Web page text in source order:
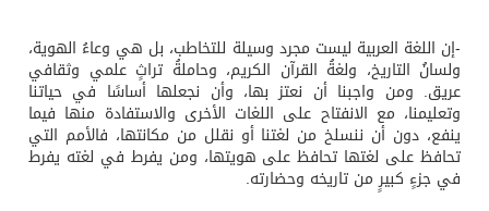
-إن اللغة العربية ليست مجرد وسيلة للتخاطب، بل هي وعاءُ الهوية،
ولسانُ التاريخ، ولغةُ القرآن الكريم، وحاملةُ تراثٍ علمي وثقافي
عريق. ومن واجبنا أن نعتز بها، وأن نجعلها أساسًا في حياتنا
وتعليمنا، مع الانفتاح على اللغات الأخرى والاستفادة منها فيما
ينفع، دون أن ننسلخ من لغتنا أو نقلل من مكانتها، فالأمم التي
تحافظ على لغتها تحافظ على هويتها، ومن يفرط في لغته يفرط
في جزءٍ كبيرٍ من تاريخه وحضارته.